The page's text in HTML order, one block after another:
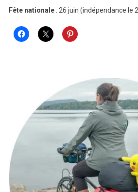
Fête nationale: 26 juin (indépendance le